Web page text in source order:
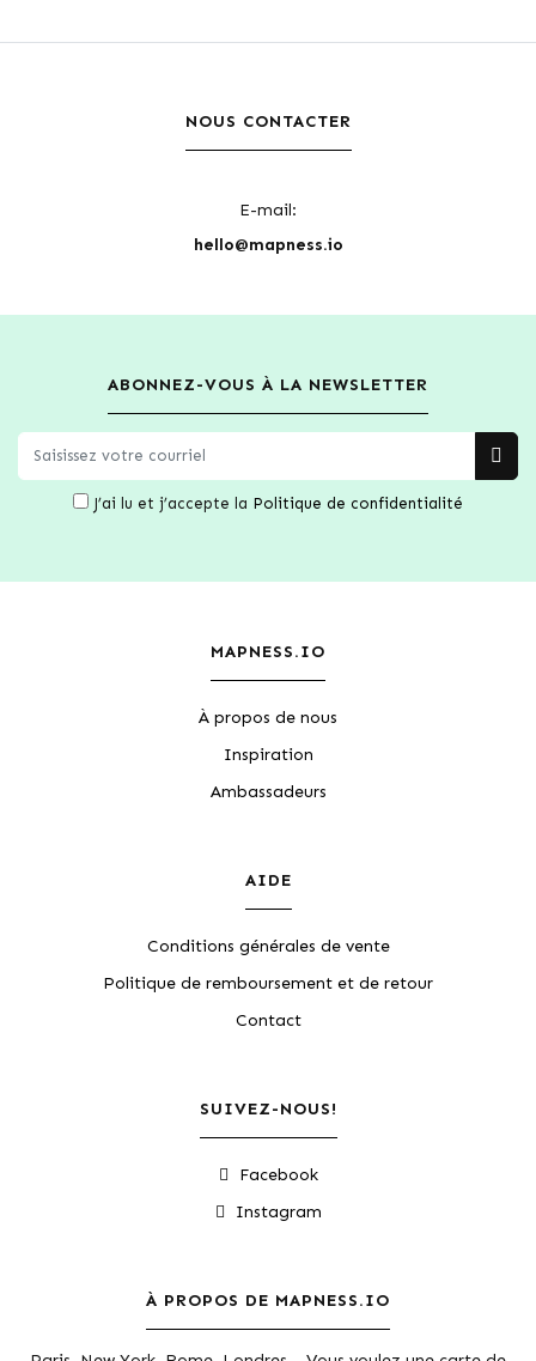
NOUS CONTACTER
E-mail:
hello@mapness.io
ABONNEZ-VOUS À LA NEWSLETTER
J’ai lu et j’accepte la Politique de confidentialité
MAPNESS.IO
À propos de nous
Inspiration
Ambassadeurs
AIDE
Conditions générales de vente
Politique de remboursement et de retour
Contact
SUIVEZ-NOUS!
Facebook
Instagram
À PROPOS DE MAPNESS.IO